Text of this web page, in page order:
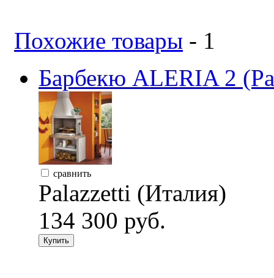
Похожие товары - 1
Барбекю ALERIA 2
сравнить
Palazzetti (Италия)
134 300 руб.
Купить